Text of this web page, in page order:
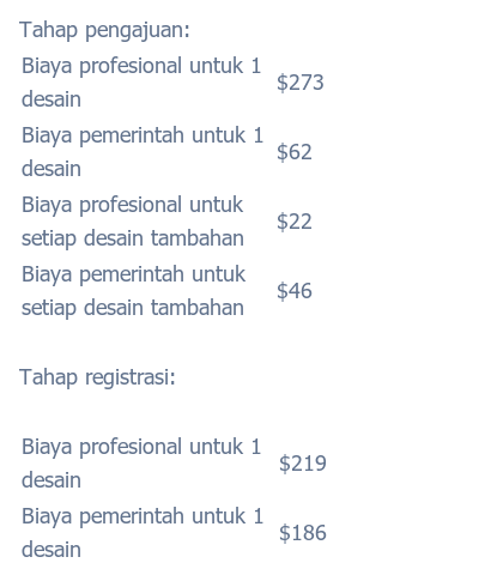
Tahap pengajuan:
Biaya profesional untuk 1
desain
$273
Biaya pemerintah untuk 1
desain
$62
Biaya profesional untuk
setiap desain tambahan
$22
Biaya pemerintah untuk
setiap desain tambahan
$46
Tahap registrasi:
Biaya profesional untuk 1
desain
$219
Biaya pemerintah untuk 1
desain
$186